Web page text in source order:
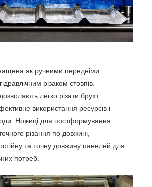
як ручними передніми
різаком стовпів.
легко різати брухт,
використання ресурсів і
Ножиці для постформування
різання по довжині,
та точну довжину панелей для
потреб.